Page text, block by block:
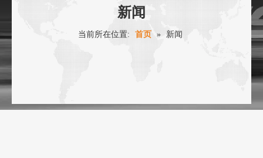
新闻
当前所在位置: 首页 » 新闻